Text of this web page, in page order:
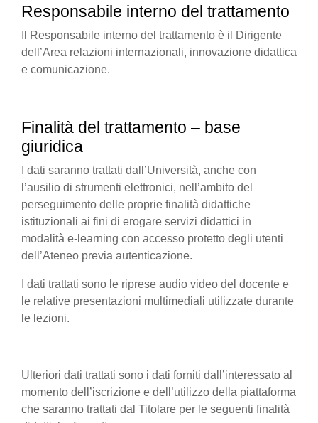
Responsabile interno del trattamento
Il Responsabile interno del trattamento è il Dirigente
dell’Area relazioni internazionali, innovazione didattica
e comunicazione.
Finalità del trattamento – base
giuridica
I dati saranno trattati dall’Università, anche con
l’ausilio di strumenti elettronici, nell’ambito del
perseguimento delle proprie finalità didattiche
istituzionali ai fini di erogare servizi didattici in
modalità e-learning con accesso protetto degli utenti
dell’Ateneo previa autenticazione.
I dati trattati sono le riprese audio video del docente e
le relative presentazioni multimediali utilizzate durante
le lezioni.
Ulteriori dati trattati sono i dati forniti dall’interessato al
momento dell’iscrizione e dell’utilizzo della piattaforma
che saranno trattati dal Titolare per le seguenti finalità